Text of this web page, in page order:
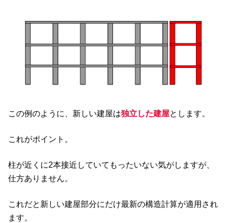
この例のように、新しい建屋は独立した建屋とします。
これがポイント。
柱が近くに2本接近していてもったいない気がしますが、
仕方ありません。
これだと新しい建屋部分にだけ最新の構造計算が適用され
ます。